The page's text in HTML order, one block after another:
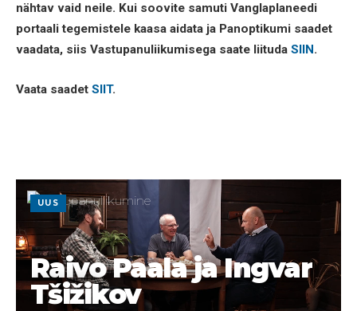
nähtav vaid neile. Kui soovite samuti Vanglaplaneedi
portaali tegemistele kaasa aidata ja Panoptikumi saadet
vaadata, siis Vastupanuliikumisega saate liituda SIIN.
Vaata saadet SIIT.
UUS
Raivo Paala ja Ingvar
Tšižikov